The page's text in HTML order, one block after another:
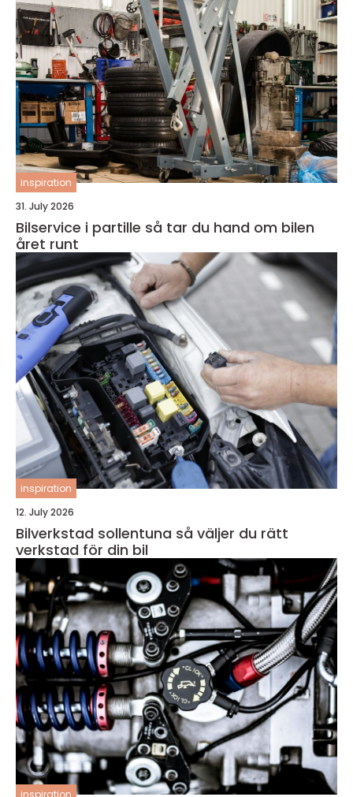
inspiration
31. July 2026
Bilservice i partille så tar du hand om bilen
året runt
inspiration
12. July 2026
Bilverkstad sollentuna så väljer du rätt
verkstad för din bil